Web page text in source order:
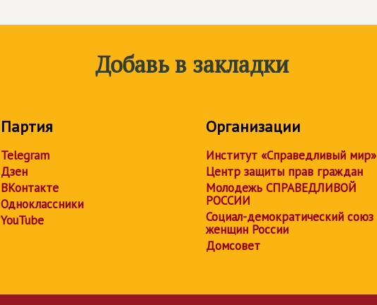
Добавь в закладки
Партия
Telegram
Дзен
ВКонтакте
Одноклассники
YouTube
Организации
Институт «Справедливый мир»
Центр защиты прав граждан
Молодежь СПРАВЕДЛИВОЙ
РОССИИ
Социал-демократический союз
женщин России
Домсовет